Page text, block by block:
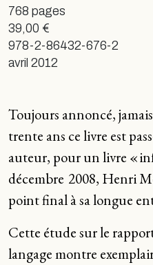
768 pages
39,00 €
978-2-86432-676-2
avril 2012
Toujours annoncé,
trente ans ce livre est
auteur, pour un livre «
décembre 2008, Henri
point final à sa longue
Cette étude sur le
langage montre